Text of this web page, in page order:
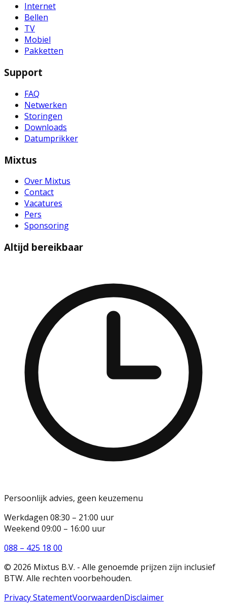
Internet
Bellen
TV
Mobiel
Pakketten
Support
FAQ
Netwerken
Storingen
Downloads
Datumprikker
Mixtus
Over Mixtus
Contact
Vacatures
Pers
Sponsoring
Altijd bereikbaar
Persoonlijk advies, geen keuzemenu
Werkdagen 08:30 – 21:00 uur
Weekend 09:00 – 16:00 uur
088 – 425 18 00
© 2026 Mixtus B.V. - Alle genoemde prijzen zijn inclusief
BTW. Alle rechten voorbehouden.
Privacy StatementVoorwaardenDisclaimer